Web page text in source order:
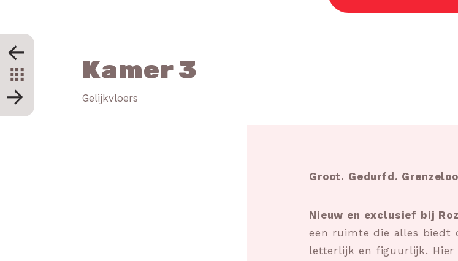
Kamer 3
Gelijkvloers
Groot. Gedurfd.
Nieuw en exclusief bij
een ruimte die alles biedt
letterlijk en figuurlijk. Hier